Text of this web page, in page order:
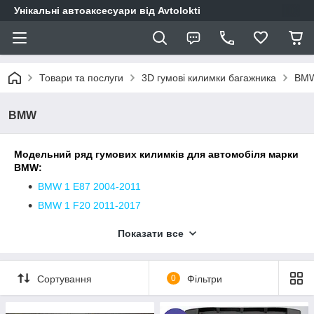
Унікальні автоаксесуари від Avtolokti
Товари та послуги 3D гумові килимки багажника
BMW
Модельний ряд гумових килимків для автомобіля марки
BMW:
BMW 1 E87 2004-2011
BMW 1 F20 2011-2017
BMW 2 F44 2019-... верхній
BMW 3 E46 1998-2006 седан
BMW 3 E46 1998-2006 універсал
Показати все
Сортування 0 Фільтри